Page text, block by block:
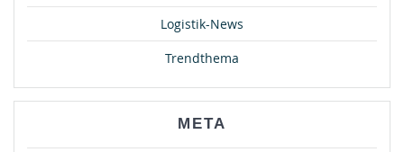
Logistik-News
Trendthema
META